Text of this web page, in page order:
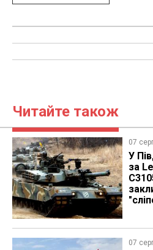
Читайте також
07
У
за
07